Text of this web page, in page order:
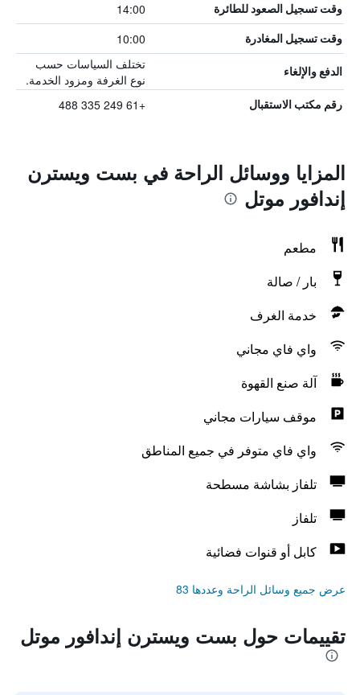
وقت تسجيل الصعود للطائرة 14:00
وقت تسجيل المغادرة 10:00
الدفع والإلغاء
تختلف السياسات حسب
نوع الغرفة ومزود الخدمة.
رقم مكتب الاستقبال +61 249 335 488
المزايا ووسائل الراحة في بست ويسترن
إندافور موتل
مطعم
بار / صالة
خدمة الغرف
واي فاي مجاني
آلة صنع القهوة
موقف سيارات مجاني
واي فاي متوفر في جميع المناطق
تلفاز بشاشة مسطحة
تلفاز
كابل أو قنوات فضائية
عرض جميع وسائل الراحة وعددها 83
تقييمات حول بست ويسترن إندافور موتل